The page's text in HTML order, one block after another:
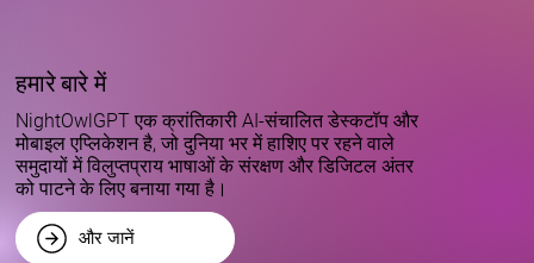
हमारे बारे में
NightOwlGPT एक क्रांतिकारी AI-संचालित डेस्कटॉप और
मोबाइल एप्लिकेशन है, जो दुनिया भर में हाशिए पर रहने वाले
समुदायों में विलुप्तप्राय भाषाओं के संरक्षण और डिजिटल अंतर
को पाटने के लिए बनाया गया है।
और जानें